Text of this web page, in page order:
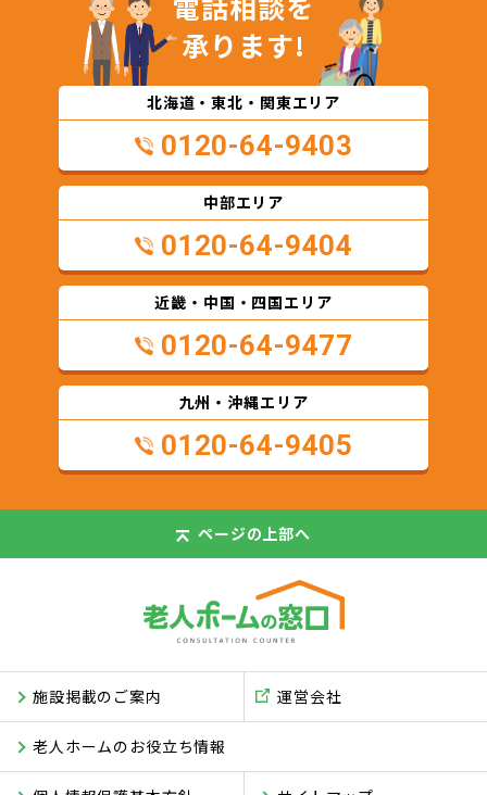
承ります!
北海道・東北・関東エリア
0120-64-9403
中部エリア
0120-64-9404
近畿・中国・四国エリア
0120-64-9477
九州・沖縄エリア
0120-64-9405
ページの上部へ
施設掲載のご案内
老人ホームのお役立ち情報
運営会社